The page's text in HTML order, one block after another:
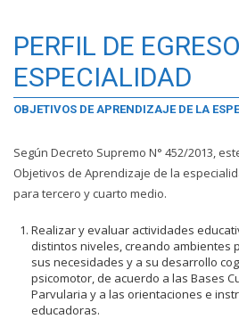
PERFIL DE
ESPECIALIDAD
OBJETIVOS DE APRENDIZAJE DE LA
Según Decreto Supremo N° 452/2013,
Objetivos de Aprendizaje de la
para tercero y cuarto medio.
Realizar y evaluar actividades
distintos niveles, creando ambientes
sus necesidades y a su desarrollo
psicomotor, de acuerdo a las Bases
Parvularia y a las orientaciones e
educadoras.